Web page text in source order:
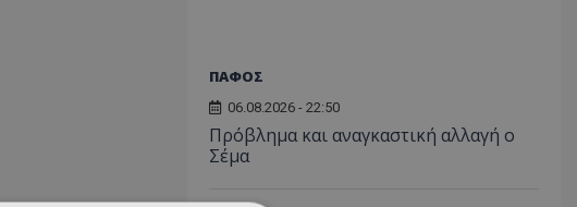
ΠΑΦΟΣ
06.08.2026 - 22:50
Πρόβλημα και αναγκαστική αλλαγή ο
Σέμα